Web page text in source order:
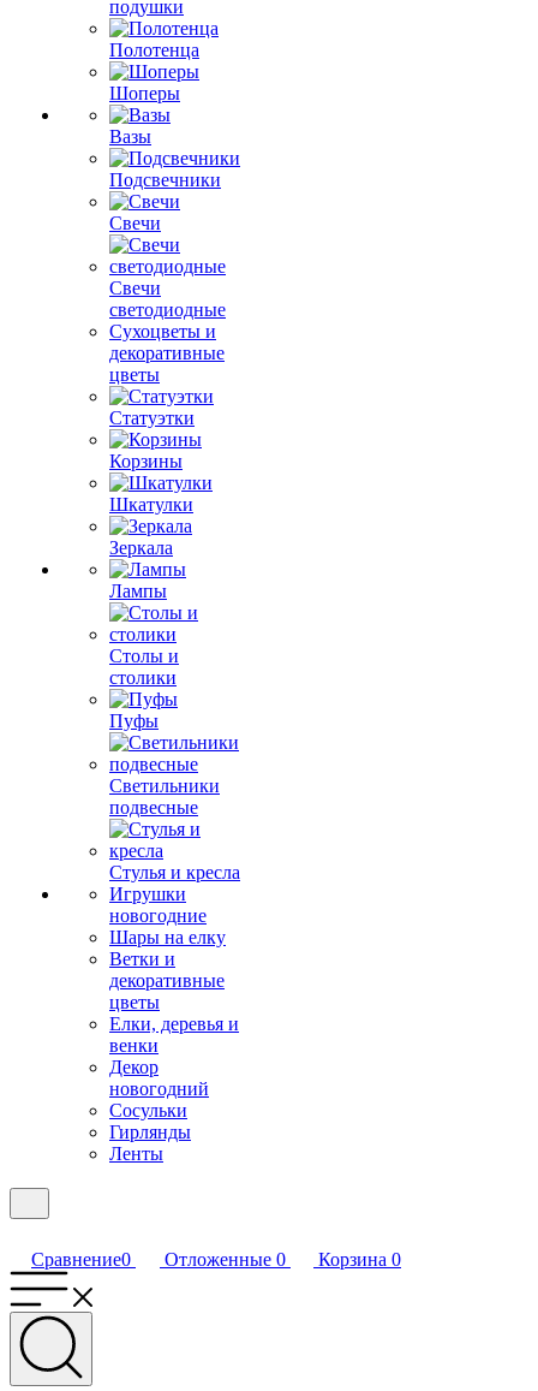
подушки
Полотенца
Шоперы
Вазы
Подсвечники
Свечи
Свечи
светодиодные
Сухоцветы и
декоративные
цветы
Статуэтки
Корзины
Шкатулки
Зеркала
Лампы
Столы и
столики
Пуфы
Светильники
подвесные
Стулья и кресла
Игрушки
новогодние
Шары на елку
Ветки и
декоративные
цветы
Елки, деревья и
венки
Декор
новогодний
Сосульки
Гирлянды
Ленты
Сравнение0 Отложенные 0 Корзина 0